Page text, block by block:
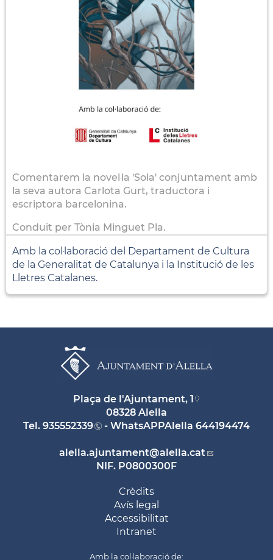
Comentarem la novel·la 'Sola' conjuntament amb
la seva autora Carlota Gurt, traductora i
escriptora barcelonina.
Conduït per Tònia Minguet Pla.
Amb la col·laboració del Departament de Cultura
de la Generalitat de Catalunya i la Institució de les
Lletres Catalanes.
Plaça de l'Ajuntament, 1
08328 Alella
Tel. 935552339 - WhatsAPPAlella 644194474
alella.ajuntament@alella.cat
NIF. P0800300F
Crèdits
Avís legal
Accessibilitat
Intranet
Amb la col·laboració de: